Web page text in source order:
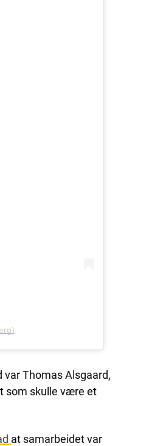
var Thomas Alsgaard,
som skulle være et
at samarbeidet var